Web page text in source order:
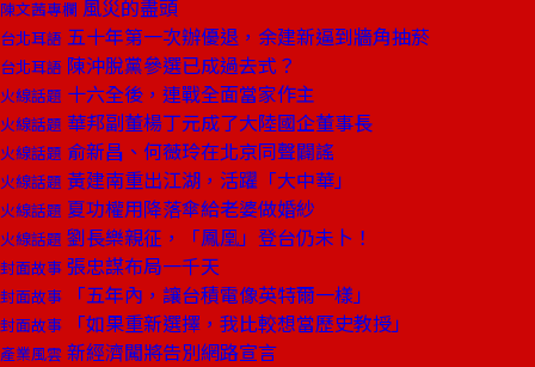
陳文茜專欄 風災的盡頭
台北耳語 五十年第一次辦優退，余建新逼到牆角抽菸
台北耳語 陳沖脫黨參選已成過去式？
火線話題 十六全後，連戰全面當家作主
火線話題 華邦副董楊丁元成了大陸國企董事長
火線話題 俞新昌、何薇玲在北京同聲闢謠
火線話題 黃建南重出江湖，活躍「大中華」
火線話題 夏功權用降落傘給老婆做婚紗
火線話題 劉長樂親征，「鳳凰」登台仍未卜！
封面故事 張忠謀布局一千天
封面故事 「五年內，讓台積電像英特爾一樣」
封面故事 「如果重新選擇，我比較想當歷史教授」
產業風雲 新經濟闖將告別網路宣言